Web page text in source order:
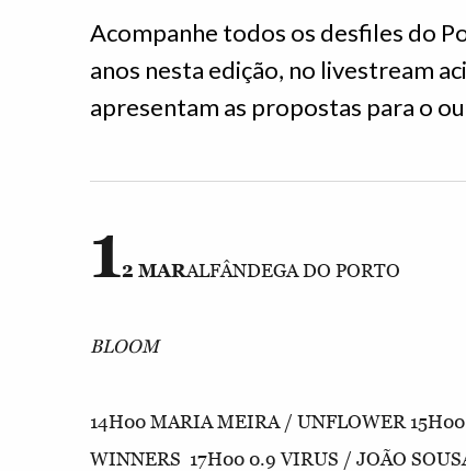
Acompanhe todos os desfiles do
anos nesta edição, no livestream
apresentam as propostas para o
12 MARALFÂNDEGA DO PORTO
BLOOM
14H00 MARIA MEIRA / UNFLOWER
WINNERS 17H00 0.9 VIRUS / JOÃO